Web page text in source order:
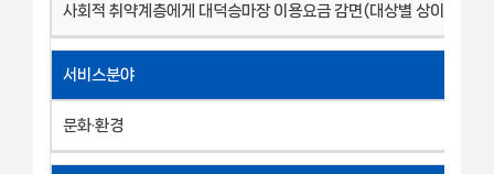
사회적 취약계층에게 대덕승마장 이용요금 감면(대상별 상이)
서비스분야
문화·환경